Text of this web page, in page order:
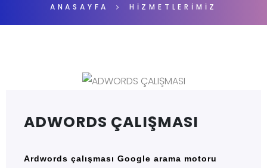
ANASAYFA HİZMETLERİMİZ
ADWORDS ÇALIŞMASI
Ardwords çalışması Google arama motoru